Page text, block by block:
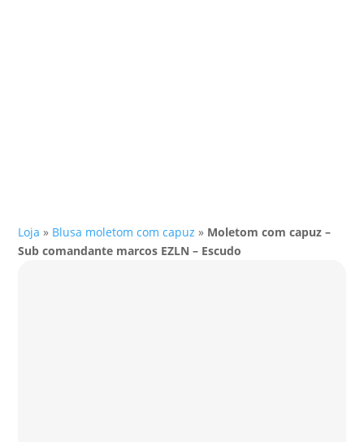
Loja » Blusa moletom com capuz » Moletom com capuz –
Sub comandante marcos EZLN – Escudo